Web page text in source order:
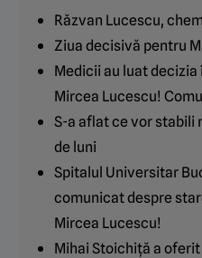
Răzvan Lucescu,
Ziua decisivă pentru
Medicii au luat
Mircea Lucescu!
S-a aflat ce vor stabili
de luni
Spitalul Universitar
comunicat despre
Mircea Lucescu!
Mihai Stoichiță a